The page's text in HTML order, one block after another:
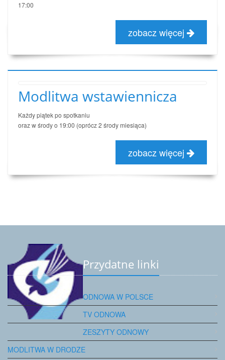
17:00
zobacz więcej
Modlitwa wstawiennicza
Każdy piątek po spotkaniu
oraz w środy o 19:00 (oprócz 2 środy miesiąca)
zobacz więcej
Przydatne linki
ODNOWA W POLSCE
TV ODNOWA
ZESZYTY ODNOWY
MODLITWA W DRODZE